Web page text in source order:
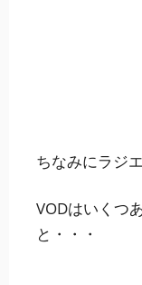
ちなみにラジ
VODはいくつ
と・・・